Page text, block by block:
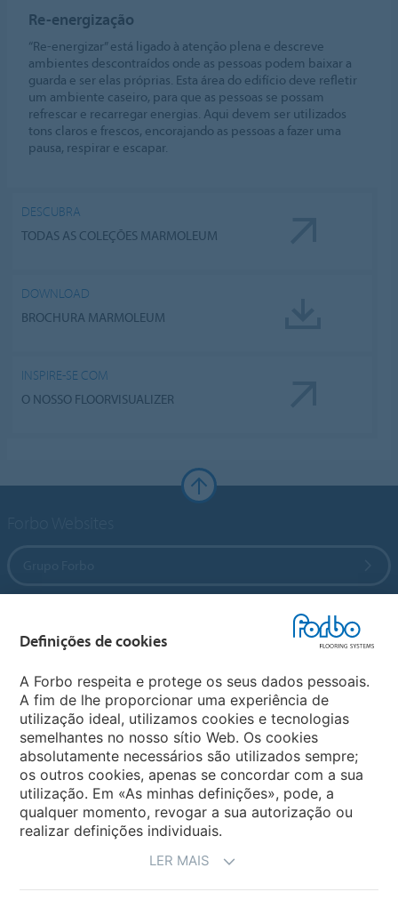
Re-energização
“Re-energizar” está ligado à atenção plena e descreve
ambientes descontraídos onde as pessoas podem baixar a
guarda e ser elas próprias. Esta área do edifício deve refletir
um ambiente caseiro, para que as pessoas se possam
refrescar e recarregar energias. Aqui devem ser utilizados
tons claros e frescos, encorajando as pessoas a fazer uma
pausa, respirar e escapar.
DESCUBRA
TODAS AS COLEÇÕES MARMOLEUM
DOWNLOAD
BROCHURA MARMOLEUM
INSPIRE-SE COM
O NOSSO FLOORVISUALIZER
Sites Forbo
Selecione o país
Definições de cookies
A Forbo respeita e protege os seus dados pessoais.
A fim de lhe proporcionar uma experiência de
utilização ideal, utilizamos cookies e tecnologias
semelhantes no nosso sítio Web. Os cookies
absolutamente necessários são utilizados sempre;
os outros cookies, apenas se concordar com a sua
utilização. Em «As minhas definições», pode, a
qualquer momento, revogar a sua autorização ou
realizar definições individuais.
LER MAIS